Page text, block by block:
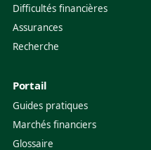
Difficultés financières
Assurances
Recherche
Portail
Guides pratiques
Marchés financiers
Glossaire